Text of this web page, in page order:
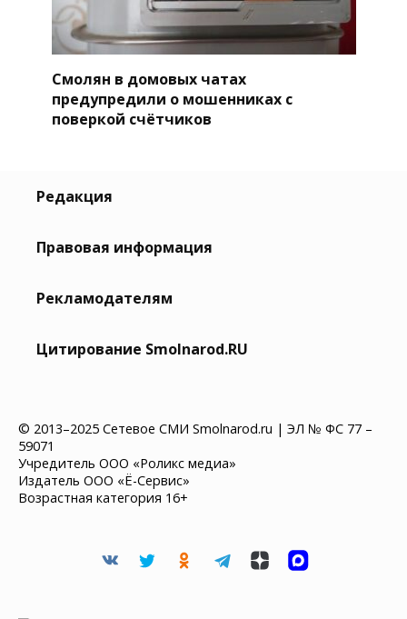
Смолян в домовых чатах
предупредили о мошенниках с
поверкой счётчиков
Редакция
Правовая информация
Рекламодателям
Цитирование Smolnarod.RU
© 2013–2025 Сетевое СМИ Smolnarod.ru | ЭЛ № ФС 77 –
59071
Учредитель ООО «Роликс медиа»
Издатель ООО «Ё-Сервис»
Возрастная категория 16+